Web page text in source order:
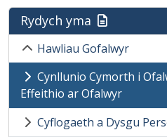
Rydych yma
Hawliau Gofalwyr
Cynllunio Cymorth i
Effeithio ar Ofalwyr
Cyflogaeth a Dysgu